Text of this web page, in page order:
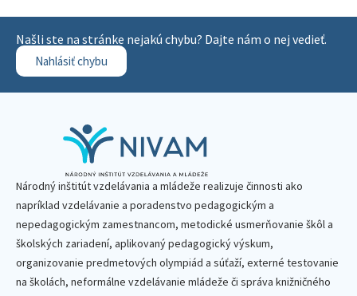
Našli ste na stránke nejakú chybu? Dajte nám o nej vedieť.
Nahlásiť chybu
Národný inštitút vzdelávania a mládeže realizuje činnosti ako
napríklad vzdelávanie a poradenstvo pedagogickým a
nepedagogickým zamestnancom, metodické usmerňovanie škôl a
školských zariadení, aplikovaný pedagogický výskum,
organizovanie predmetových olympiád a súťaží, externé testovanie
na školách, neformálne vzdelávanie mládeže či správa knižničného